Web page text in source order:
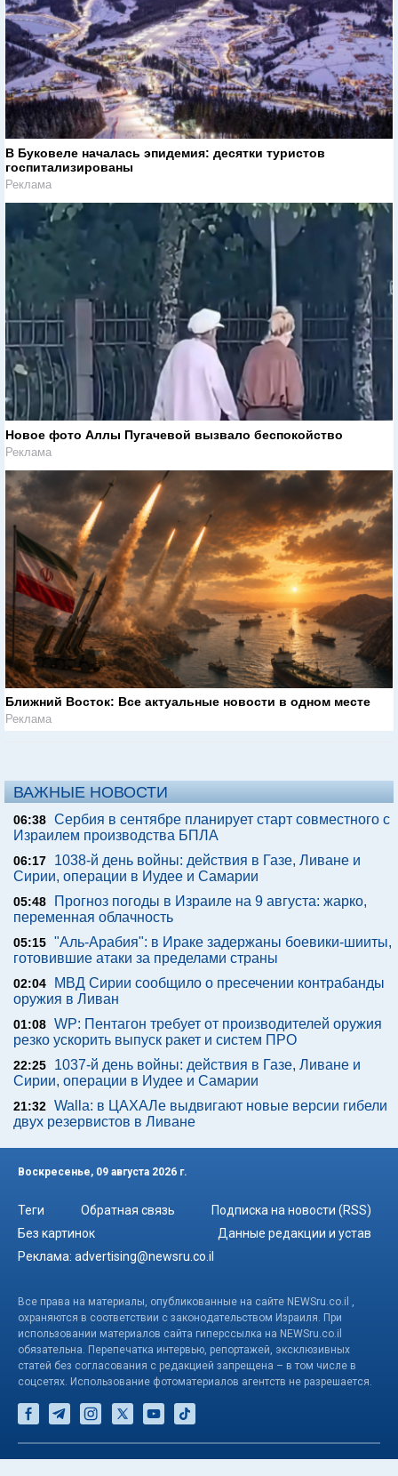
В Буковеле началась эпидемия: десятки туристов
госпитализированы
Реклама
Новое фото Аллы Пугачевой вызвало беспокойство
Реклама
Ближний Восток: Все актуальные новости в одном месте
Реклама
ВАЖНЫЕ НОВОСТИ
06:38 Сербия в сентябре планирует старт совместного с
Израилем производства БПЛА
06:17
1038-й день войны: действия в Газе, Ливане и
Сирии, операции в Иудее и Самарии
05:48
Прогноз погоды в Израиле на 9 августа: жарко,
переменная облачность
05:15 "Аль-Арабия": в Ираке задержаны боевики-шииты,
готовившие атаки за пределами страны
02:04
МВД Сирии сообщило о пресечении контрабанды
оружия в Ливан
01:08 WP: Пентагон требует от производителей оружия
резко ускорить выпуск ракет и систем ПРО
22:25
1037-й день войны: действия в Газе, Ливане и
Сирии, операции в Иудее и Самарии
21:32 Walla: в ЦАХАЛе выдвигают новые версии гибели
двух резервистов в Ливане
Воскресенье, 09 августа 2026 г.
Теги Обратная связь
Подписка на новости (RSS)
Без картинок
Данные редакции и устав
Реклама: advertising@newsru.co.il
Все права на материалы, опубликованные на сайте NEWSru.co.il ,
охраняются в соответствии с законодательством Израиля. При
использовании материалов сайта гиперссылка на NEWSru.co.il
обязательна. Перепечатка интервью, репортажей, эксклюзивных
статей без согласования с редакцией запрещена – в том числе в
соцсетях. Использование фотоматериалов агентств не разрешается.